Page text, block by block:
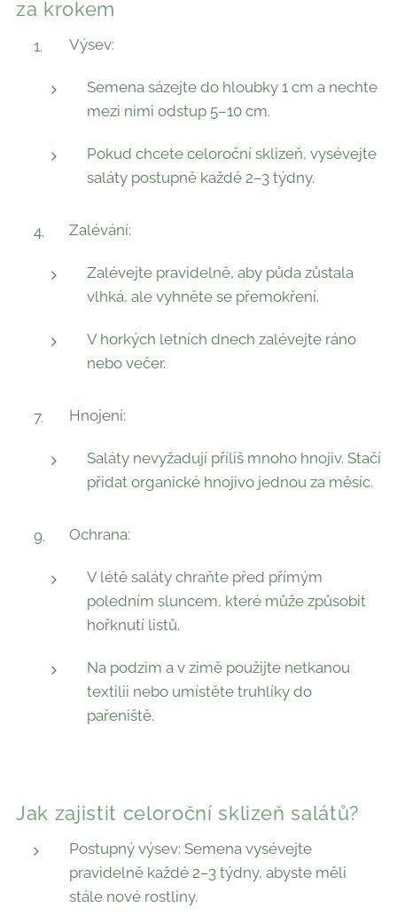
za krokem
Výsev:
Semena sázejte do hloubky 1 cm a nechte
mezi nimi odstup 5–10 cm.
Pokud chcete celoroční sklizeň, vysévejte
saláty postupně každé 2–3 týdny.
Zalévání:
Zalévejte pravidelně, aby půda zůstala
vlhká, ale vyhněte se přemokření.
V horkých letních dnech zalévejte ráno
nebo večer.
Hnojení:
Saláty nevyžadují příliš mnoho hnojiv. Stačí
přidat organické hnojivo jednou za měsíc.
Ochrana:
V létě saláty chraňte před přímým
poledním sluncem, které může způsobit
hořknutí listů.
Na podzim a v zimě použijte netkanou
textilii nebo umístěte truhlíky do
pařeniště.
Jak zajistit celoroční sklizeň salátů?
Postupný výsev: Semena vysévejte
pravidelně každé 2–3 týdny, abyste měli
stále nové rostliny.